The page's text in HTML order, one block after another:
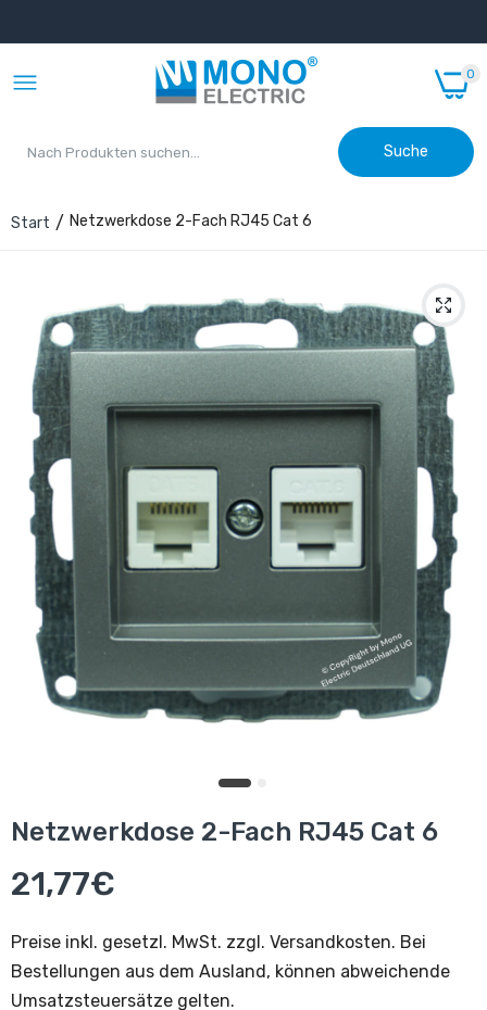
0
Suche
Start Netzwerkdose 2-Fach RJ45 Cat 6
Netzwerkdose 2-Fach RJ45 Cat 6
21,77€
Preise inkl. gesetzl. MwSt. zzgl. Versandkosten. Bei
Bestellungen aus dem Ausland, können abweichende
Umsatzsteuersätze gelten.